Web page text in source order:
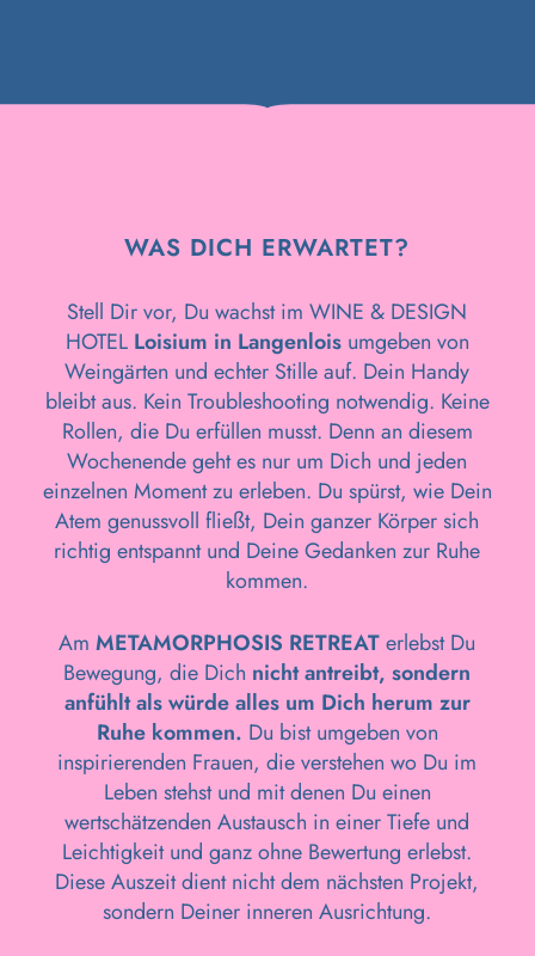
WAS DICH ERWARTET?
Stell Dir vor, Du wachst im WINE & DESIGN
HOTEL Loisium in Langenloisumgeben von
Weingärten und echter Stille auf. Dein Handy
bleibt aus. Kein Troubleshooting notwendig. Keine
Rollen, die Du erfüllen musst. Denn an diesem
Wochenende geht es nur um Dich und jeden
einzelnen Moment zu erleben. Du spürst, wie Dein
Atem genussvoll fließt, Dein ganzer Körper sich
richtig entspannt und Deine Gedanken zur Ruhe
kommen.
AmMETAMORPHOSIS RETREATerlebst Du
Bewegung, die Dich nicht antreibt, sondern
anfühlt als würde alles um Dich herum zur
Ruhe kommen. Du bist umgeben von
inspirierenden Frauen, die verstehen wo Du im
Leben stehst und mit denen Du einen
wertschätzenden Austausch in einer Tiefe und
Leichtigkeit und ganz ohne Bewertung erlebst.
Diese Auszeit dient nicht dem nächsten Projekt,
sondern Deiner inneren Ausrichtung.